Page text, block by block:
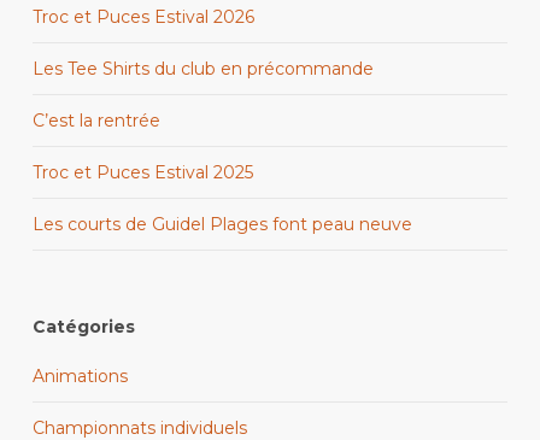
Troc et Puces Estival 2026
Les Tee Shirts du club en précommande
C’est la rentrée
Troc et Puces Estival 2025
Les courts de Guidel Plages font peau neuve
Catégories
Animations
Championnats individuels